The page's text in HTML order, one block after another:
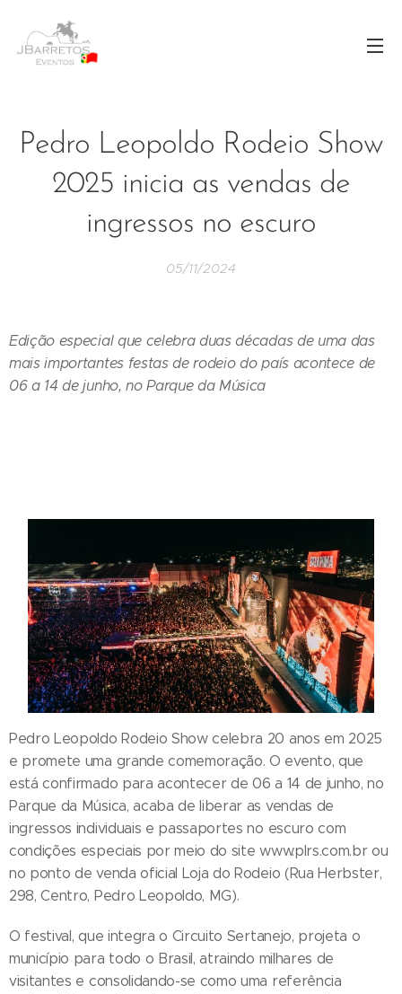
Pedro Leopoldo Rodeio Show
2025 inicia as vendas de
ingressos no escuro
05/11/2024
Edição especial que celebra duas décadas de uma das
mais importantes festas de rodeio do país acontece de
06 a 14 de junho, no Parque da Música
Pedro Leopoldo Rodeio Show celebra 20 anos em 2025
e promete uma grande comemoração. O evento, que
está confirmado para acontecer de 06 a 14 de junho, no
Parque da Música, acaba de liberar as vendas de
ingressos individuais e passaportes no escuro com
condições especiais por meio do site www.plrs.com.br ou
no ponto de venda oficial Loja do Rodeio (Rua Herbster,
298, Centro, Pedro Leopoldo, MG).
O festival, que integra o Circuito Sertanejo, projeta o
município para todo o Brasil, atraindo milhares de
visitantes e consolidando-se como uma referência